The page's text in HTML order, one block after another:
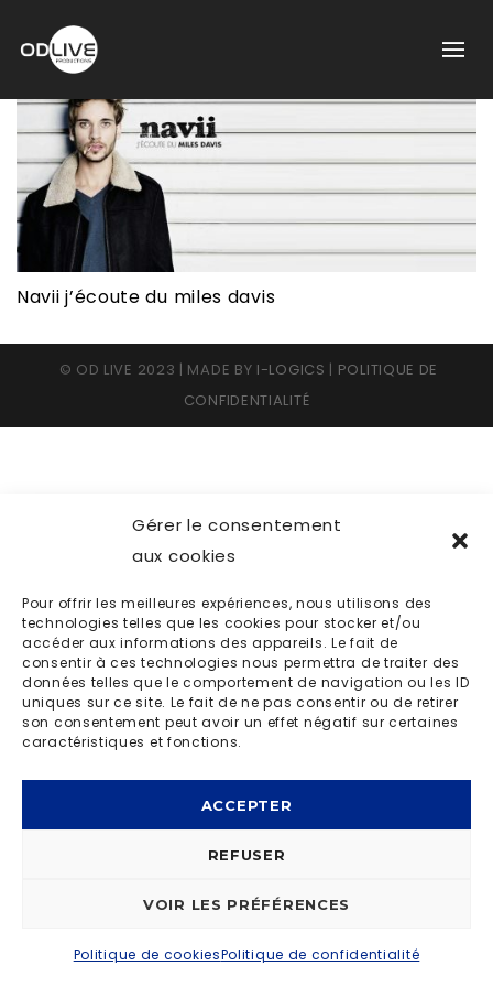
Gérer le consentement
aux cookies
Pour offrir les meilleures expériences, nous utilisons des
technologies telles que les cookies pour stocker et/ou
accéder aux informations des appareils. Le fait de
consentir à ces technologies nous permettra de traiter des
données telles que le comportement de navigation ou les ID
uniques sur ce site. Le fait de ne pas consentir ou de retirer
son consentement peut avoir un effet négatif sur certaines
caractéristiques et fonctions.
ACCEPTER
REFUSER
VOIR LES PRÉFÉRENCES
Politique de cookiesPolitique de confidentialité
Navii j’écoute du miles davis
© OD LIVE 2023 | MADE BY I-LOGICS | POLITIQUE DE
CONFIDENTIALITÉ